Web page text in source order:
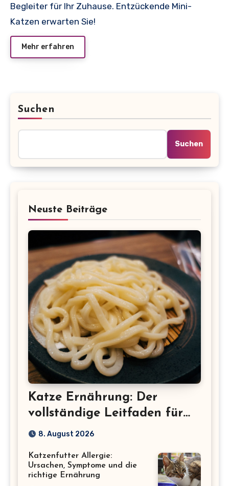
Begleiter für Ihr Zuhause. Entzückende Mini-
Katzen erwarten Sie!
Mehr erfahren
Suchen
Suchen
Neuste Beiträge
Katze Ernährung: Der
vollständige Leitfaden für
eine gesunde Katze
8. August 2026
Katzenfutter Allergie:
Ursachen, Symptome und die
richtige Ernährung